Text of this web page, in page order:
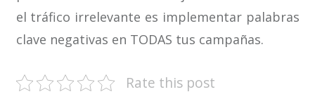
el tráfico irrelevante es implementar palabras
clave negativas en TODAS tus campañas.
Rate this post